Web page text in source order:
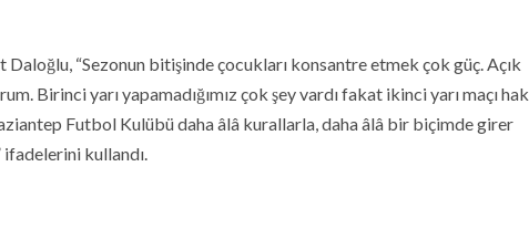
“Sezonun bitişinde çocukları konsantre etmek çok güç. Açık
Birinci yarı yapamadığımız çok şey vardı fakat ikinci yarı maçı hak
Futbol Kulübü daha âlâ kurallarla, daha âlâ bir biçimde girer
kullandı.